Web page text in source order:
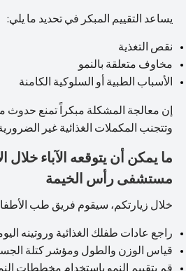
يساعد التقييم المبكر في تحديد ما يلي:
نقص التغذية
مخاوف متعلقة بالنمو
الأسباب الطبية أو السلوكية الكامنة
إن معالجة المشكلة مبكراً تمنع حدوث
وتتجنب المكملات الغذائية غير
ما يمكن أن يتوقعه الآباء خلال
مستشفى رأس الخيمة
خلال زيارتكم، سيقوم فريق طب الأطفال
راجع عادات طفلك الغذائية وروتينه
قياس الوزن والطول ومؤشر كتلة